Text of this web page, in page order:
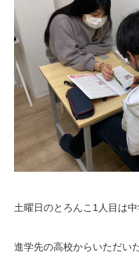
土曜日のとろんこ1人目は中
進学先の高校からいただい